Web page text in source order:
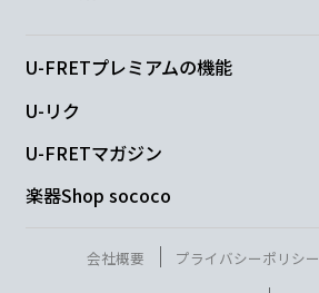
ていこう
C
U-FRETプレミアムの機能
U-リク
U-FRETマガジン
楽器Shop sococo
会社概要 プライバシーポリシー